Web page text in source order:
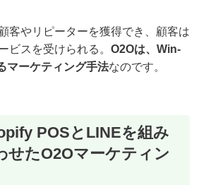
客やリピーターを獲得でき、顧客は
ビスを受けられる。 O2Oは、Win-
マーケティング手法なのです。
POSとLINEを組み
せたO2Oマーケティン